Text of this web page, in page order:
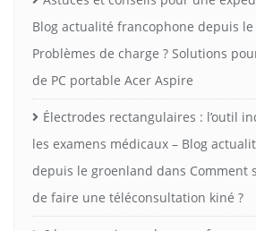
Blog actualité francophone depuis
Problèmes de charge ? Solutions
de PC portable Acer Aspire
Électrodes rectangulaires : l’outil
les examens médicaux – Blog
depuis le groenland dans Comment
de faire une téléconsultation kiné ?